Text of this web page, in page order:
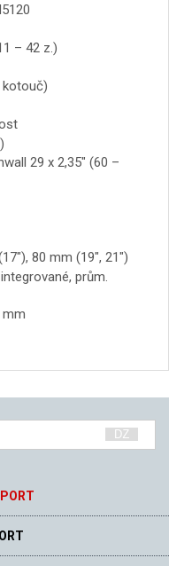
– 42 z.)
kotouč)
29 x 2,35″ (60 –
80 mm (19″, 21″)
prům.
mm